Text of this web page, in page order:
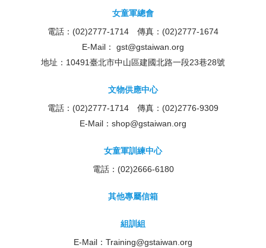
女童軍總會
電話：(02)2777-1714 傳真：(02)2777-1674
E-Mail： gst@gstaiwan.org
地址：10491臺北市中山區建國北路一段23巷28號
文物供應中心
電話：(02)2777-1714 傳真：(02)2776-9309
E-Mail： shop@gstaiwan.org
女童軍訓練中心
電話：(02)2666-6180
其他專屬信箱
組訓組
E-Mail： Training@gstaiwan.org